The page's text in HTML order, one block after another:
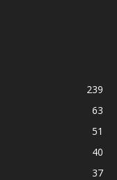
239
63
51
40
37